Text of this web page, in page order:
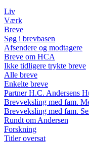
Liv
Værk
Breve
Søg i brevbasen
Afsendere og modtagere
Breve om HCA
Ikke tidligere trykte breve
Alle breve
Enkelte breve
Partner H.C. Andersens
Brevveksling med fam.
Brevveksling med fam.
Rundt om Andersen
Forskning
Titler oversat